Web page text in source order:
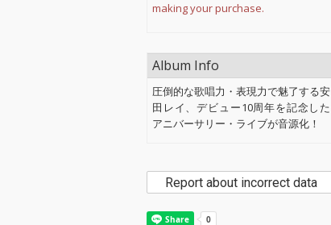
making your purchase.
Album Info
圧倒的な歌唱力・表現力で魅了する安
田レイ、デビュー10周年を記念した
アニバーサリー・ライブが音源化！
Report about incorrect data